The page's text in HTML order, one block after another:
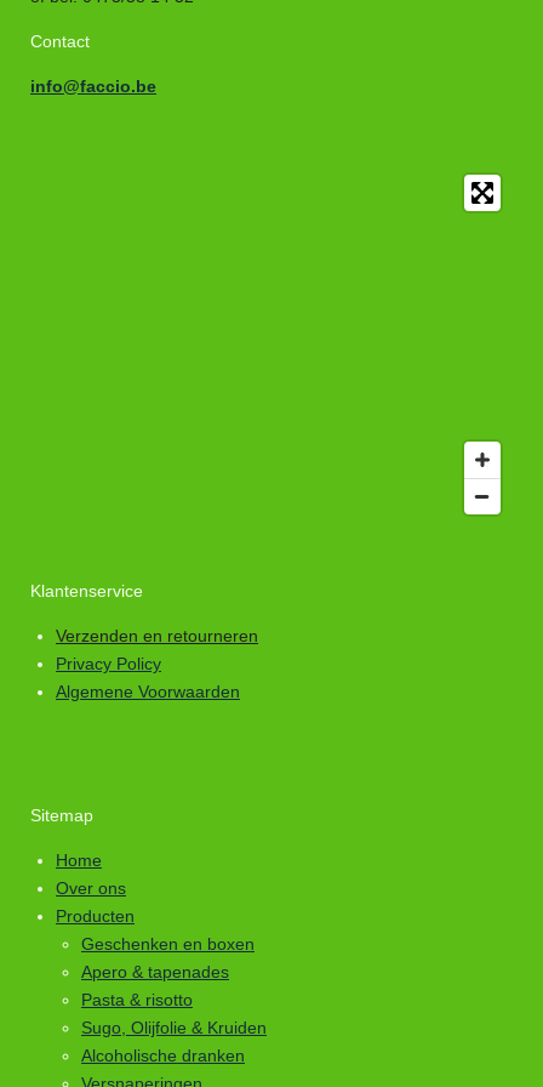
Contact
info@faccio.be
Klantenservice
Verzenden en retourneren
Privacy Policy
Algemene Voorwaarden
Sitemap
Home
Over ons
Producten
Geschenken en boxen
Apero & tapenades
Pasta & risotto
Sugo, Olijfolie & Kruiden
Alcoholische dranken